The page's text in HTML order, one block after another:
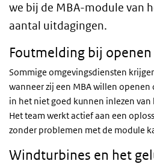
we bij de MBA-module van
aantal uitdagingen.
Foutmelding bij
Sommige omgevingsdiensten
wanneer zij een MBA willen
in het niet goed kunnen inlezen
Het team werkt actief aan een
zonder problemen met de module
Windturbines en het